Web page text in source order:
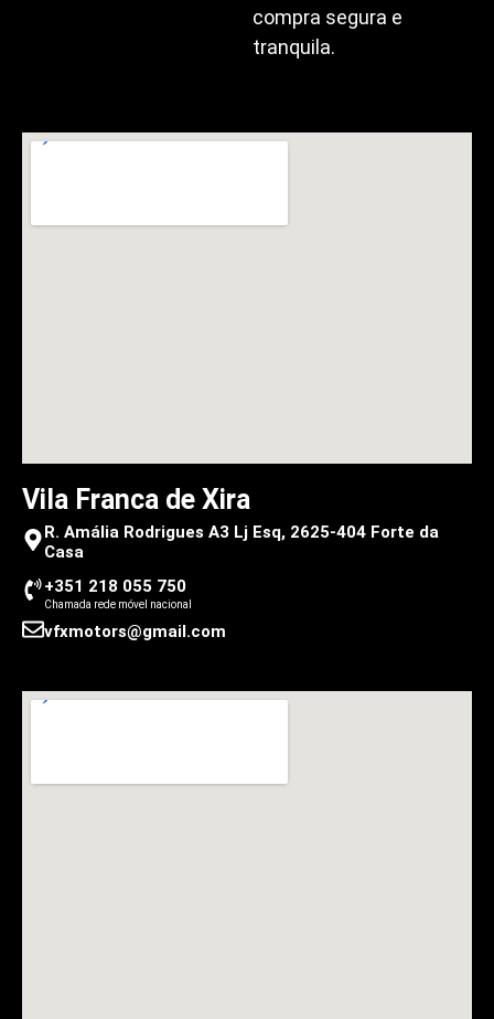
compra segura e
tranquila.
Vila Franca de Xira
R. Amália Rodrigues A3 Lj Esq, 2625-404 Forte da
Casa
+351 218 055 750
Chamada rede móvel nacional
vfxmotors@gmail.com